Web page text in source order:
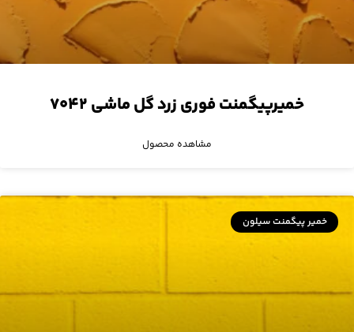
خمیرپیگمنت فوری زرد گل ماشی ۷۰۴۲
مشاهده محصول
خمیر پیگمنت سیلون